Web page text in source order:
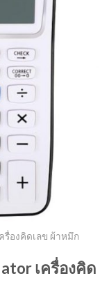
รื่องคิดเลข ผ้าหมึก
เครื่องคิด